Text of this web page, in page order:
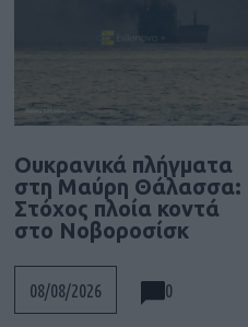
Ουκρανικά πλήγματα
στη Μαύρη Θάλασσα:
Στόχος πλοία κοντά
στο Νοβοροσίσκ
08/08/2026 0